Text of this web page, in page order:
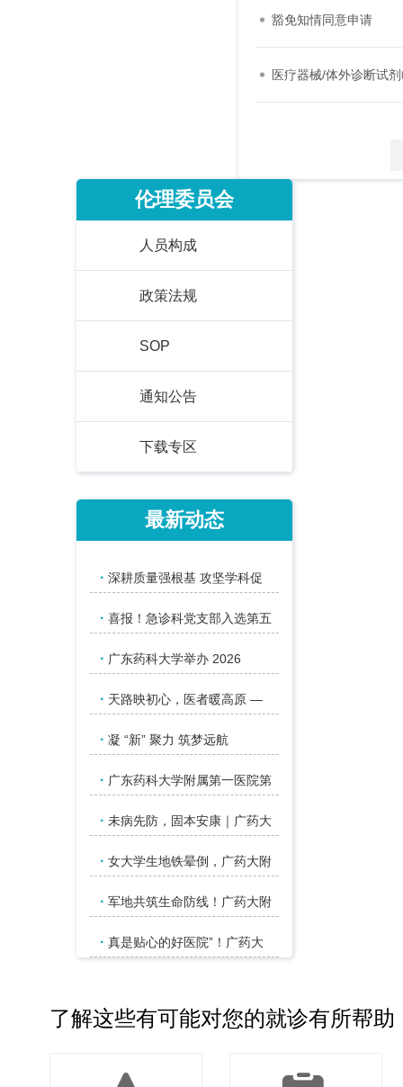
豁免知情同意申请
医疗器械/体外诊断试
伦理委员会
人员构成
政策法规
SOP
通知公告
下载专区
最新动态
· 深耕质量强根基 攻坚学科促
· 喜报！急诊科党支部入选第五
· 广东药科大学举办 2026
· 天路映初心，医者暖高原 —
· 凝 “新” 聚力 筑梦远航
· 广东药科大学附属第一医院第
· 未病先防，固本安康｜广药大
· 女大学生地铁晕倒，广药大附
· 军地共筑生命防线！广药大附
· 真是贴心的好医院”！广药大
了解这些有可能对您的就诊有所帮助